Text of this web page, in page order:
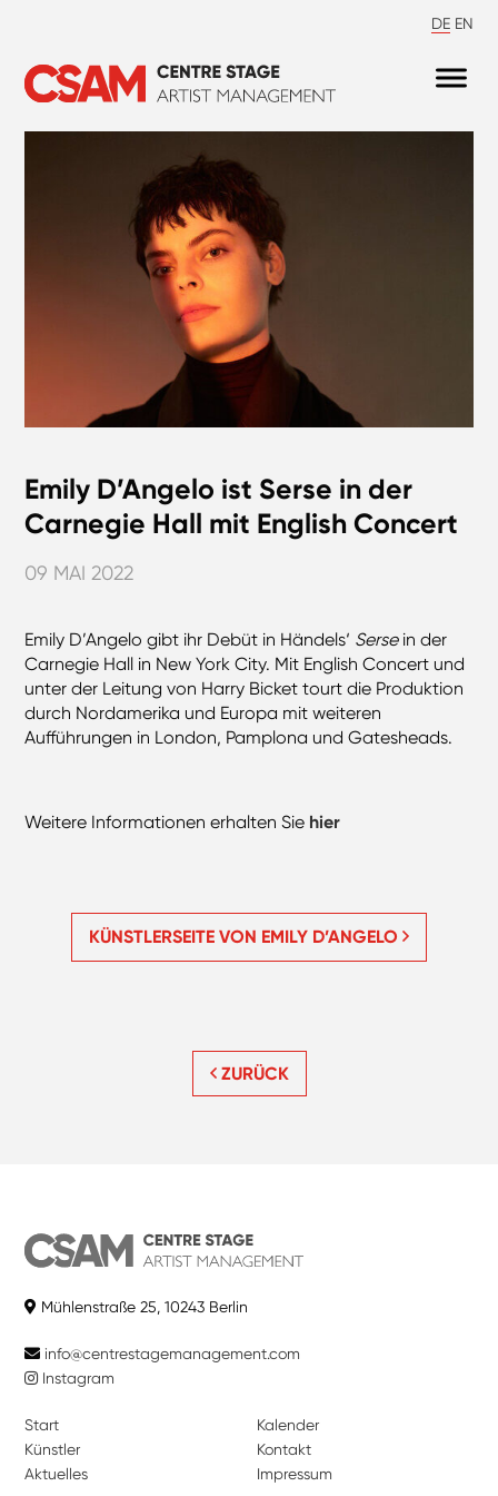
DE EN
Emily D’Angelo ist Serse in der
Carnegie Hall mit English Concert
09 MAI 2022
Emily D’Angelo gibt ihr Debüt in Händels‘ Sersein der
Carnegie Hall in New York City. Mit English Concert und
unter der Leitung von Harry Bicket tourt die Produktion
durch Nordamerika und Europa mit weiteren
Aufführungen in London, Pamplona und Gatesheads.
Weitere Informationen erhalten Sie hier
KÜNSTLERSEITE VON EMILY D’ANGELO
ZURÜCK
Mühlenstraße 25, 10243 Berlin
info@centrestagemanagement.com
Instagram
Start
Künstler
Aktuelles
Kalender
Kontakt
Impressum